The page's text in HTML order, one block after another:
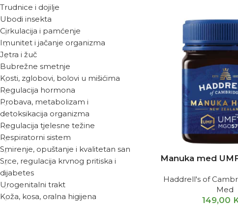
Trudnice i dojilje
Ubodi insekta
Cirkulacija i pamćenje
Imunitet i jačanje organizma
Jetra i žuč
Bubrežne smetnje
Kosti, zglobovi, bolovi u mišićima
Regulacija hormona
Probava, metabolizam i
detoksikacija organizma
Regulacija tjelesne težine
Respiratorni sistem
Smirenje, opuštanje i kvalitetan san
Srce, regulacija krvnog pritiska i
dijabetes
Urogenitalni trakt
Koža, kosa, oralna higijena
Manuka med
Haddrell's of
Med
149,00